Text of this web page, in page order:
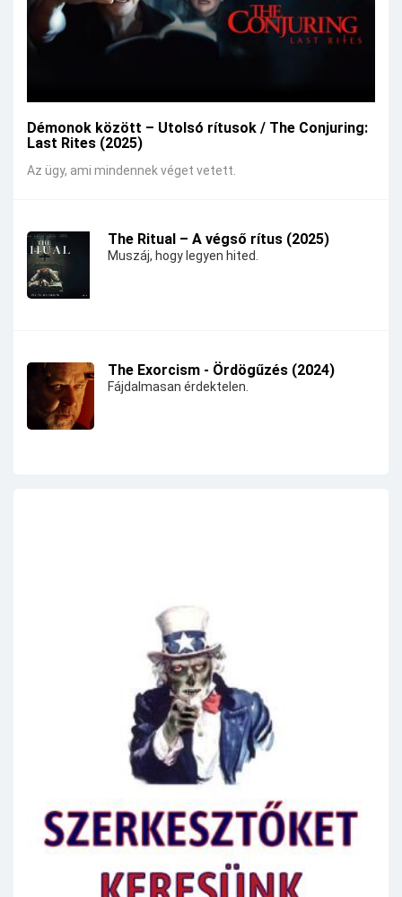
Démonok között – Utolsó rítusok / The Conjuring:
Last Rites (2025)
Az ügy, ami mindennek véget vetett.
The Ritual – A végső rítus (2025)
Muszáj, hogy legyen hited.
The Exorcism - Ördögűzés (2024)
Fájdalmasan érdektelen.